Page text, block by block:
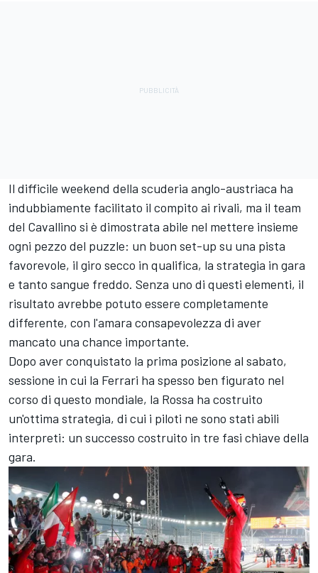
Il difficile weekend della scuderia anglo-austriaca ha
indubbiamente facilitato il compito ai rivali, ma il team
del Cavallino si è dimostrata abile nel mettere insieme
ogni pezzo del puzzle: un buon set-up su una pista
favorevole, il giro secco in qualifica, la strategia in gara
e tanto sangue freddo. Senza uno di questi elementi, il
risultato avrebbe potuto essere completamente
differente, con l'amara consapevolezza di aver
mancato una chance importante.
Dopo aver conquistato la prima posizione al sabato,
sessione in cui la Ferrari ha spesso ben figurato nel
corso di questo mondiale, la Rossa ha costruito
un'ottima strategia, di cui i piloti ne sono stati abili
interpreti: un successo costruito in tre fasi chiave della
gara.